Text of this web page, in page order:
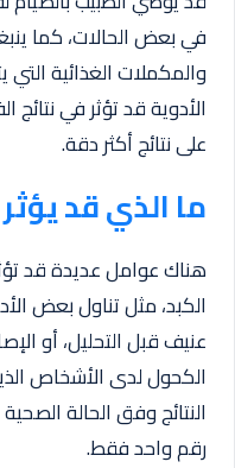
في بعض الحالات، كما
والمكملات الغذائية
الأدوية قد تؤثر في
على نتائج أكثر دقة.
ما الذي قد
هناك عوامل عديدة قد
الكبد، مثل تناول بعض
عنيف قبل التحليل، أو
الكحول لدى الأشخاص
النتائج وفق الحالة
رقم واحد فقط.